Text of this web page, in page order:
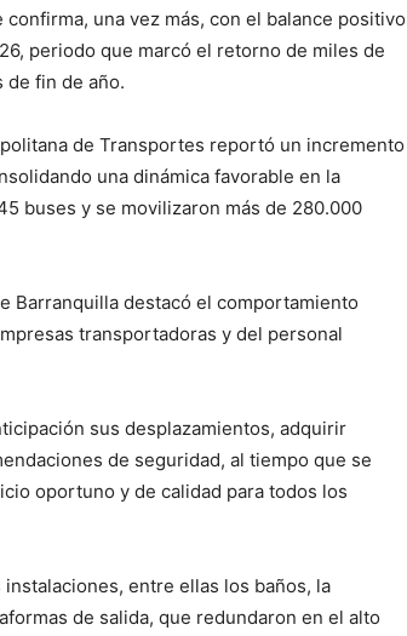
una vez más, con el balance positivo
periodo que marcó el retorno de miles de
de fin de año.
de Transportes reportó un incremento
una dinámica favorable en la
buses y se movilizaron más de 280.000
Barranquilla destacó el comportamiento
transportadoras y del personal
sus desplazamientos, adquirir
de seguridad, al tiempo que se
oportuno y de calidad para todos los
entre ellas los baños, la
de salida, que redundaron en el alto